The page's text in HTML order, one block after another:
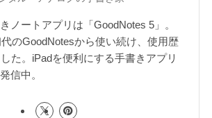
ノートアプリは「GoodNotes 5」。
のGoodNotesから使い続け、使用歴
た。iPadを便利にする手書きアプリ
信中。